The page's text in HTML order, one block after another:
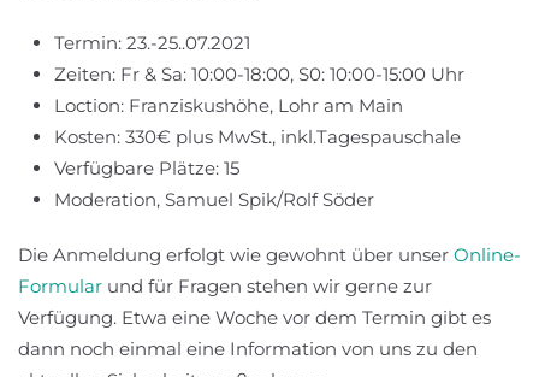
Termin: 23.-25..07.2021
Zeiten: Fr & Sa: 10:00-18:00, S0: 10:00-15:00 Uhr
Loction: Franziskushöhe, Lohr am Main
Kosten: 330€ plus MwSt., inkl.Tagespauschale
Verfügbare Plätze: 15
Moderation, Samuel Spik/Rolf Söder
Die Anmeldung erfolgt wie gewohnt über unser Online-
Formular und für Fragen stehen wir gerne zur
Verfügung. Etwa eine Woche vor dem Termin gibt es
dann noch einmal eine Information von uns zu den